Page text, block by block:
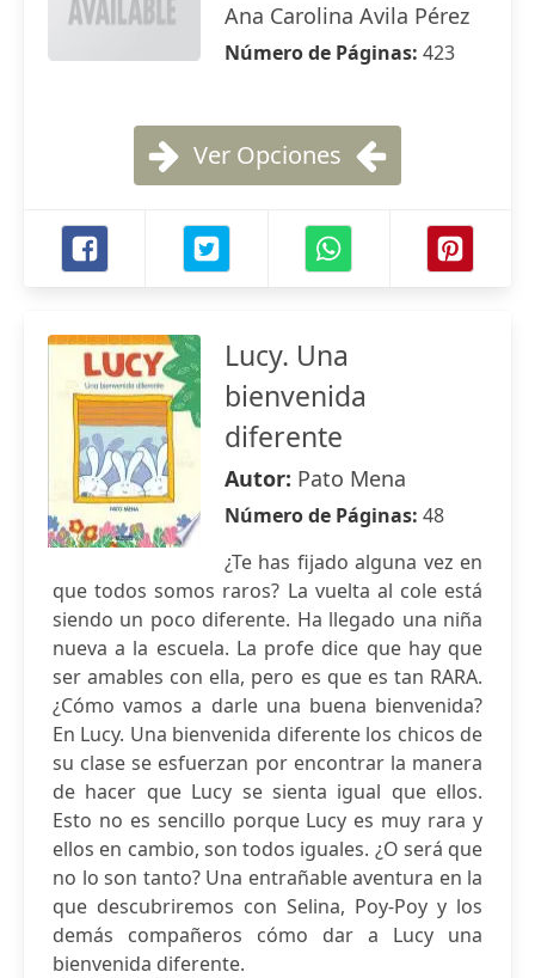
Ana Carolina Avila Pérez
Número de Páginas: 423
Ver Opciones
Lucy. Una
bienvenida
diferente
Autor: Pato Mena
Número de Páginas: 48
¿Te has fijado alguna vez en
que todos somos raros? La vuelta al cole está
siendo un poco diferente. Ha llegado una niña
nueva a la escuela. La profe dice que hay que
ser amables con ella, pero es que es tan RARA.
¿Cómo vamos a darle una buena bienvenida?
En Lucy. Una bienvenida diferente los chicos de
su clase se esfuerzan por encontrar la manera
de hacer que Lucy se sienta igual que ellos.
Esto no es sencillo porque Lucy es muy rara y
ellos en cambio, son todos iguales. ¿O será que
no lo son tanto? Una entrañable aventura en la
que descubriremos con Selina, Poy-Poy y los
demás compañeros cómo dar a Lucy una
bienvenida diferente.